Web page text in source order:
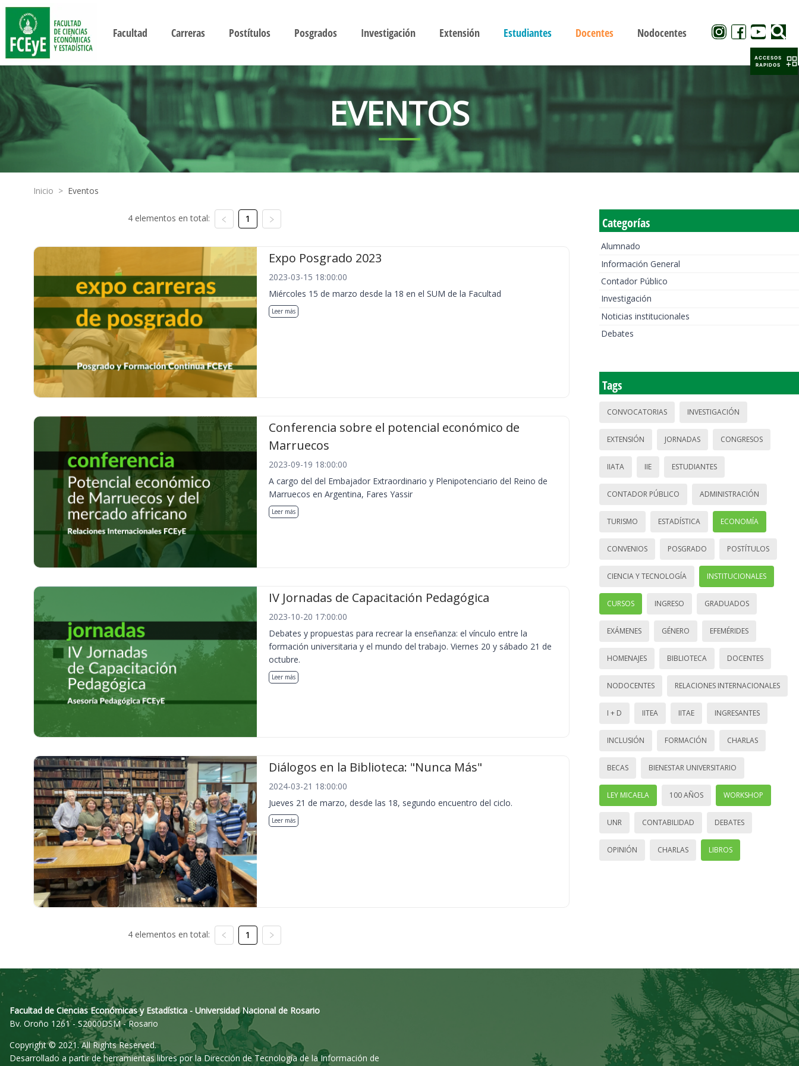
Facultad Carreras Postítulos Posgrados Investigación Extensión Estudiantes Docentes Nodocentes
EVENTOS
Inicio > Eventos
4 elementos en total: 1
Expo Posgrado 2023
2023-03-15 18:00:00
Miércoles 15 de marzo desde la 18 en el SUM de la Facultad
Leer más
Conferencia sobre el potencial económico de
Marruecos
2023-09-19 18:00:00
A cargo del del Embajador Extraordinario y Plenipotenciario del Reino de
Marruecos en Argentina, Fares Yassir
Leer más
IV Jornadas de Capacitación Pedagógica
2023-10-20 17:00:00
Debates y propuestas para recrear la enseñanza: el vínculo entre la
formación universitaria y el mundo del trabajo. Viernes 20 y sábado 21 de
octubre.
Leer más
Diálogos en la Biblioteca: "Nunca Más"
2024-03-21 18:00:00
Jueves 21 de marzo, desde las 18, segundo encuentro del ciclo.
Leer más
4 elementos en total: 1
Categorías
Alumnado
Información General
Contador Público
Investigación
Noticias institucionales
Debates
Tags
CONVOCATORIAS INVESTIGACIÓN
EXTENSIÓN JORNADAS CONGRESOS
IIATA IIE ESTUDIANTES
CONTADOR PÚBLICO ADMINISTRACIÓN
TURISMO ESTADÍSTICA ECONOMÍA
CONVENIOS POSGRADO POSTÍTULOS
CIENCIA Y TECNOLOGÍA INSTITUCIONALES
CURSOS INGRESO GRADUADOS
EXÁMENES GÉNERO EFEMÉRIDES
HOMENAJES BIBLIOTECA DOCENTES
NODOCENTES RELACIONES INTERNACIONALES
I + D IITEA IITAE INGRESANTES
INCLUSIÓN FORMACIÓN CHARLAS
BECAS BIENESTAR UNIVERSITARIO
LEY MICAELA 100 AÑOS WORKSHOP
UNR CONTABILIDAD DEBATES
OPINIÓN CHARLAS LIBROS
Facultad de Ciencias Económicas y Estadística - Universidad Nacional de Rosario
Bv. Oroño 1261 - S2000DSM - Rosario
Copyright © 2021. All Rights Reserved.
Desarrollado a partir de herramientas libres por la Dirección de Tecnología de la Información de
ACCESOS
RAPIDOS